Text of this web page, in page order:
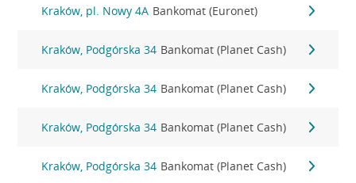
Kraków, pl. Nowy 4A Bankomat (Euronet)
Kraków, Podgórska 34 Bankomat (Planet Cash)
Kraków, Podgórska 34 Bankomat (Planet Cash)
Kraków, Podgórska 34 Bankomat (Planet Cash)
Kraków, Podgórska 34 Bankomat (Planet Cash)